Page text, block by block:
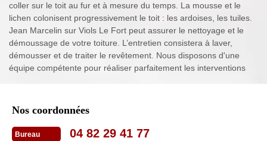
coller sur le toit au fur et à mesure du temps. La mousse et le
lichen colonisent progressivement le toit : les ardoises, les tuiles.
Jean Marcelin sur Viols Le Fort peut assurer le nettoyage et le
démoussage de votre toiture. L’entretien consistera à laver,
démousser et de traiter le revêtement. Nous disposons d'une
équipe compétente pour réaliser parfaitement les interventions
Nos coordonnées
Bureau 04 82 29 41 77